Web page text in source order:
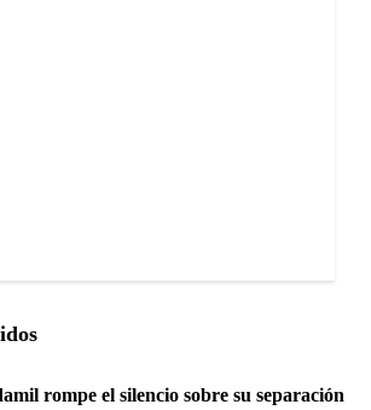
rompe el silencio sobre su separación